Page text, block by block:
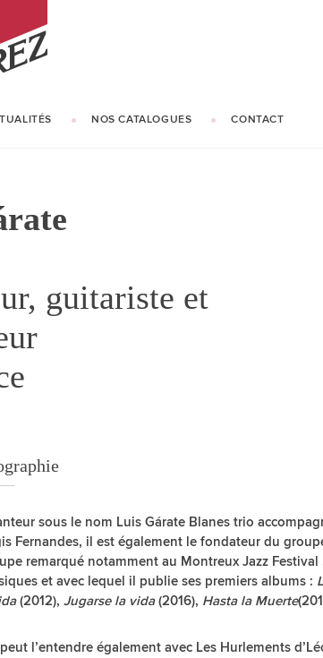
NOS CATALOGUES CONTACT
guitariste et
sous le nom Luis Gárate Blanes trio
Fernandes, il est également le fondateur du
remarqué notamment au Montreux Jazz
et avec lequel il publie ses premiers albums :
(2012), Jugarse la vida(2016), Hasta la Muerte
l’entendre également avec Les Hurlements